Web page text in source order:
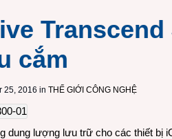
cắm
25, 2016 in THẾ GIỚI CÔNG NGHỆ
dung lượng lưu trữ cho các thiết bị